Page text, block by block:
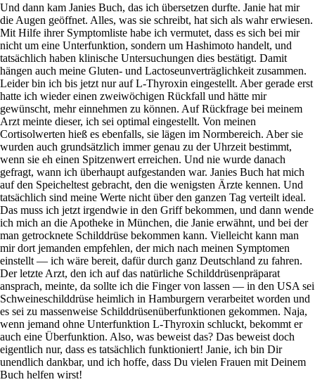
The Gray Areas of Patient Experiences
B12
Iron
Take your temp!
Thyroid, Depression, Mental Health
Blood Pressure & Hypothyroidism
Hypopituitary
Vegetarian
Constipation
A-Fib
CFS / ME – it may be related!
Fibromyalgia—it’s may be related!
Stomach acid—the why and the what
Janie’s Favorite Products
Disclaimer
Conditions of Use
Und dann kam Janies Buch, das ich übersetzen durfte. Janie hat mir
die Augen geöffnet. Alles, was sie schreibt, hat sich als wahr erwiesen.
Mit Hilfe ihrer Symptomliste habe ich vermutet, dass es sich bei mir
nicht um eine Unterfunktion, sondern um Hashimoto handelt, und
tatsächlich haben klinische Untersuchungen dies bestätigt. Damit
hängen auch meine Gluten- und Lactoseunverträglichkeit zusammen.
Leider bin ich bis jetzt nur auf L-Thyroxin eingestellt. Aber gerade erst
hatte ich wieder einen zweiwöchigen Rückfall und hätte mir
gewünscht, mehr einnehmen zu können. Auf Rückfrage bei meinem
Arzt meinte dieser, ich sei optimal eingestellt. Von meinen
Cortisolwerten hieß es ebenfalls, sie lägen im Normbereich. Aber sie
wurden auch grundsätzlich immer genau zu der Uhrzeit bestimmt,
wenn sie eh einen Spitzenwert erreichen. Und nie wurde danach
gefragt, wann ich überhaupt aufgestanden war. Janies Buch hat mich
auf den Speicheltest gebracht, den die wenigsten Ärzte kennen. Und
tatsächlich sind meine Werte nicht über den ganzen Tag verteilt ideal.
Das muss ich jetzt irgendwie in den Griff bekommen, und dann wende
ich mich an die Apotheke in München, die Janie erwähnt, und bei der
man getrocknete Schilddrüse bekommen kann. Vielleicht kann man
mir dort jemanden empfehlen, der mich nach meinen Symptomen
einstellt — ich wäre bereit, dafür durch ganz Deutschland zu fahren.
Der letzte Arzt, den ich auf das natürliche Schilddrüsenpräparat
ansprach, meinte, da sollte ich die Finger von lassen — in den USA sei
Schweineschilddrüse heimlich in Hamburgern verarbeitet worden und
es sei zu massenweise Schilddrüsenüberfunktionen gekommen. Naja,
wenn jemand ohne Unterfunktion L-Thyroxin schluckt, bekommt er
auch eine Überfunktion. Also, was beweist das? Das beweist doch
eigentlich nur, dass es tatsächlich funktioniert! Janie, ich bin Dir
unendlich dankbar, und ich hoffe, dass Du vielen Frauen mit Deinem
Buch helfen wirst!